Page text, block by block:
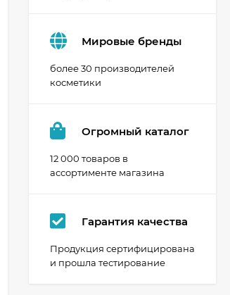
Мировые бренды
более 30 производителей
косметики
Огромный каталог
12 000 товаров в
ассортименте магазина
Гарантия качества
Продукция сертифицирована
и прошла тестирование